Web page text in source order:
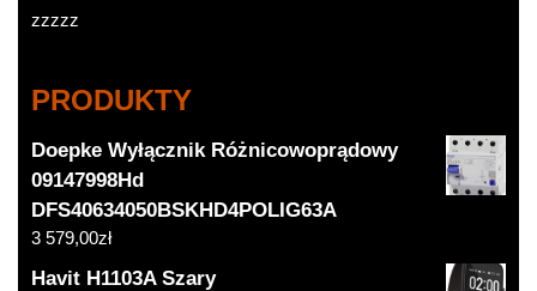
zzzzz
PRODUKTY
Doepke Wyłącznik Różnicowoprądowy
09147998Hd
DFS40634050BSKHD4POLIG63A
3 579,00zł
Havit H1103A Szary